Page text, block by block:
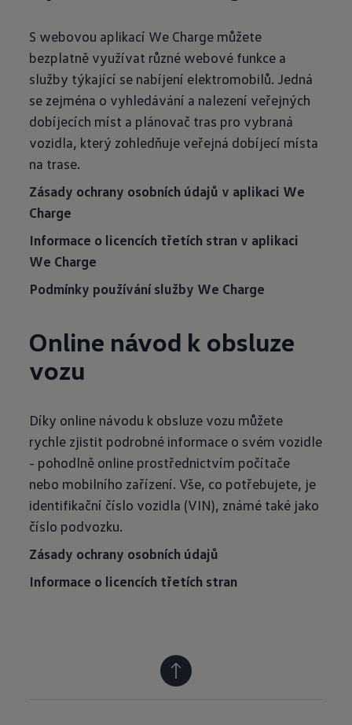
S webovou aplikací We Charge můžete
bezplatně využívat různé webové funkce a
služby týkající se nabíjení elektromobilů. Jedná
se zejména o vyhledávání a nalezení veřejných
dobíjecích míst a plánovač tras pro vybraná
vozidla, který zohledňuje veřejná dobíjecí místa
na trase.
Zásady ochrany osobních údajů v aplikaci We
Charge
Informace o licencích třetích stran v aplikaci
We Charge
Podmínky používání služby We Charge
Online návod k obsluze
vozu
Díky online návodu k obsluze vozu můžete
rychle zjistit podrobné informace o svém vozidle
- pohodlně online prostřednictvím počítače
nebo mobilního zařízení. Vše, co potřebujete, je
identifikační číslo vozidla (VIN), známé také jako
číslo podvozku.
Zásady ochrany osobních údajů
Informace o licencích třetích stran